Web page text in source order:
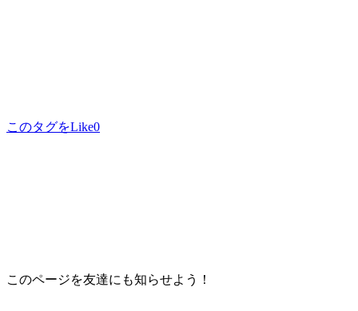
このタグをLike0
このページを友達にも知らせよう！